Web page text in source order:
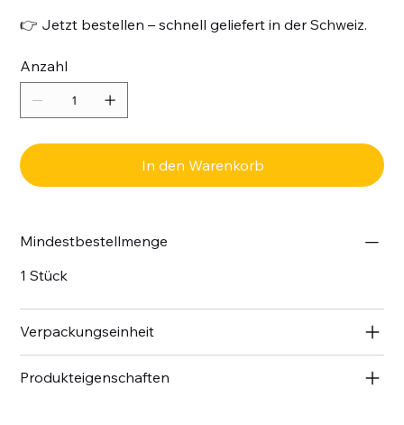
👉 Jetzt bestellen – schnell geliefert in der Schweiz.
Anzahl
In den Warenkorb
Mindestbestellmenge
1 Stück
Verpackungseinheit
Produkteigenschaften